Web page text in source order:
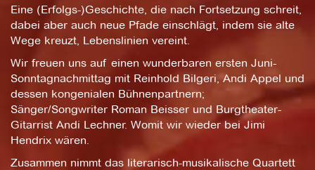
Eine (Erfolgs-)Geschichte, die nach Fortsetzung schreit,
dabei aber auch neue Pfade einschlägt, indem sie alte
Wege kreuzt, Lebenslinien vereint.
Wir freuen uns auf einen wunderbaren ersten Juni-
Sonntagnachmittag mit Reinhold Bilgeri, Andi Appel und
dessen kongenialen Bühnenpartnern;
Sänger/Songwriter Roman Beisser und Burgtheater-
Gitarrist Andi Lechner. Womit wir wieder bei Jimi
Hendrix wären.
Zusammen nimmt das literarisch-musikalische Quartett